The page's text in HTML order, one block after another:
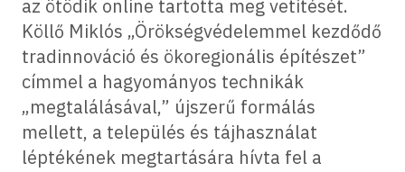
az ötödik online tartotta meg vetítését.
Köllő Miklós „Örökségvédelemmel kezdődő
tradinnováció és ökoregionális építészet”
címmel a hagyományos technikák
„megtalálásával,” újszerű formálás
mellett, a település és tájhasználat
léptékének megtartására hívta fel a